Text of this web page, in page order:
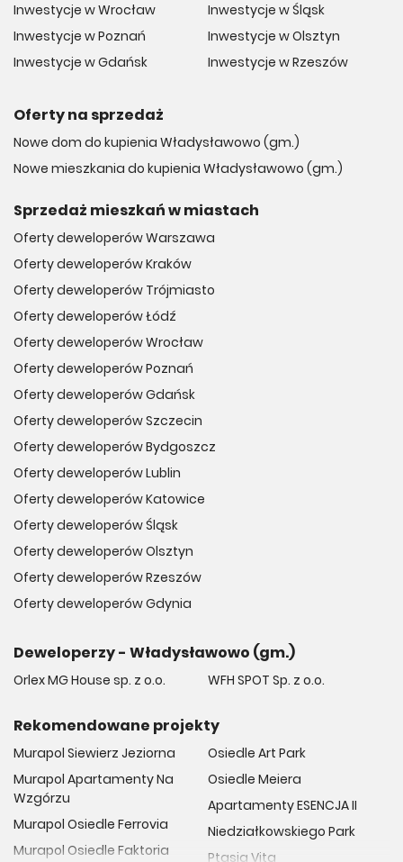
Inwestycje w Wrocław
Inwestycje w Poznań
Inwestycje w Gdańsk
Inwestycje w Śląsk
Inwestycje w Olsztyn
Inwestycje w Rzeszów
Oferty na sprzedaż
Nowe dom do kupienia Władysławowo (gm.)
Nowe mieszkania do kupienia Władysławowo (gm.)
Sprzedaż mieszkań w miastach
Oferty deweloperów Warszawa
Oferty deweloperów Kraków
Oferty deweloperów Trójmiasto
Oferty deweloperów Łódź
Oferty deweloperów Wrocław
Oferty deweloperów Poznań
Oferty deweloperów Gdańsk
Oferty deweloperów Szczecin
Oferty deweloperów Bydgoszcz
Oferty deweloperów Lublin
Oferty deweloperów Katowice
Oferty deweloperów Śląsk
Oferty deweloperów Olsztyn
Oferty deweloperów Rzeszów
Oferty deweloperów Gdynia
Deweloperzy - Władysławowo (gm.)
Orlex MG House sp. z o.o. WFH SPOT Sp. z o.o.
Rekomendowane projekty
Murapol Siewierz Jeziorna
Murapol Apartamenty Na
Wzgórzu
Murapol Osiedle Ferrovia
Murapol Osiedle Faktoria
Osiedle Art Park
Osiedle Meiera
Apartamenty ESENCJA II
Niedziałkowskiego Park
Ptasia Vita